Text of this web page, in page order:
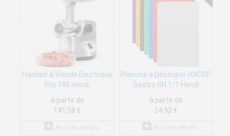
Hachoir à Viande Electrique
Pro 198 Hendi
à partir de
141,58 €
Planche à Découper HACCP
Gastro GN 1/1 Hendi
à partir de
24,92 €